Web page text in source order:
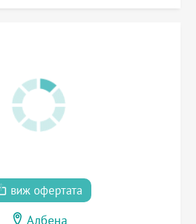
виж офертата
Албена